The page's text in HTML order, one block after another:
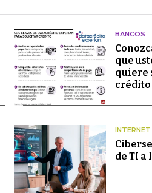
BANCOS
que
quiere
crédito
de TI a